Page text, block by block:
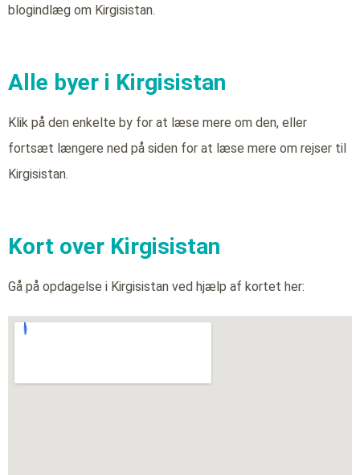
blogindlæg om Kirgisistan.
Alle byer i Kirgisistan
Klik på den enkelte by for at læse mere om den, eller
fortsæt længere ned på siden for at læse mere om rejser til
Kirgisistan.
Kort over Kirgisistan
Gå på opdagelse i Kirgisistan ved hjælp af kortet her: